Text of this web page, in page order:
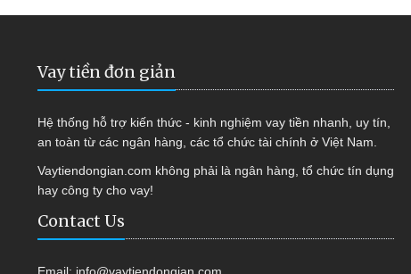
Vay tiền đơn giản
Hệ thống hỗ trợ kiến thức - kinh nghiệm vay tiền nhanh, uy tín,
an toàn từ các ngân hàng, các tổ chức tài chính ở Việt Nam.
Vaytiendongian.com không phải là ngân hàng, tổ chức tín dụng
hay công ty cho vay!
Contact Us